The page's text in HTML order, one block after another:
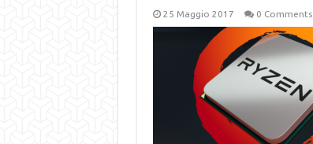
25 Maggio 2017 0 Comments